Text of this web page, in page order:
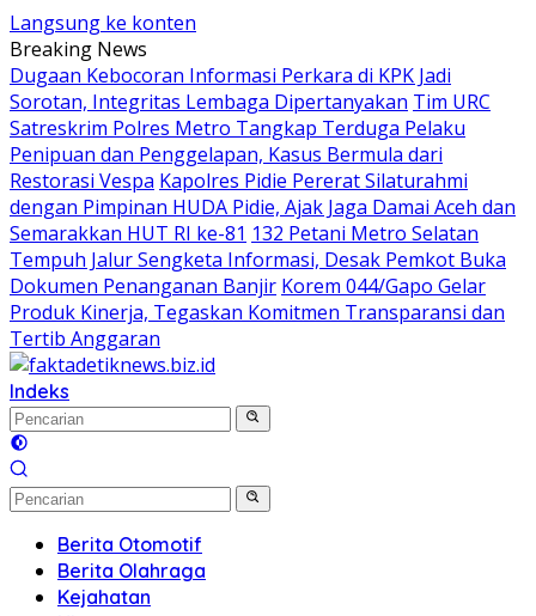
Langsung ke konten
Breaking News
Dugaan Kebocoran Informasi Perkara di KPK Jadi
Sorotan, Integritas Lembaga Dipertanyakan Tim URC
Satreskrim Polres Metro Tangkap Terduga Pelaku
Penipuan dan Penggelapan, Kasus Bermula dari
Restorasi Vespa Kapolres Pidie Pererat Silaturahmi
dengan Pimpinan HUDA Pidie, Ajak Jaga Damai Aceh dan
Semarakkan HUT RI ke-81 132 Petani Metro Selatan
Tempuh Jalur Sengketa Informasi, Desak Pemkot Buka
Dokumen Penanganan Banjir Korem 044/Gapo Gelar
Produk Kinerja, Tegaskan Komitmen Transparansi dan
Tertib Anggaran
Indeks
Berita Otomotif
Berita Olahraga
Kejahatan